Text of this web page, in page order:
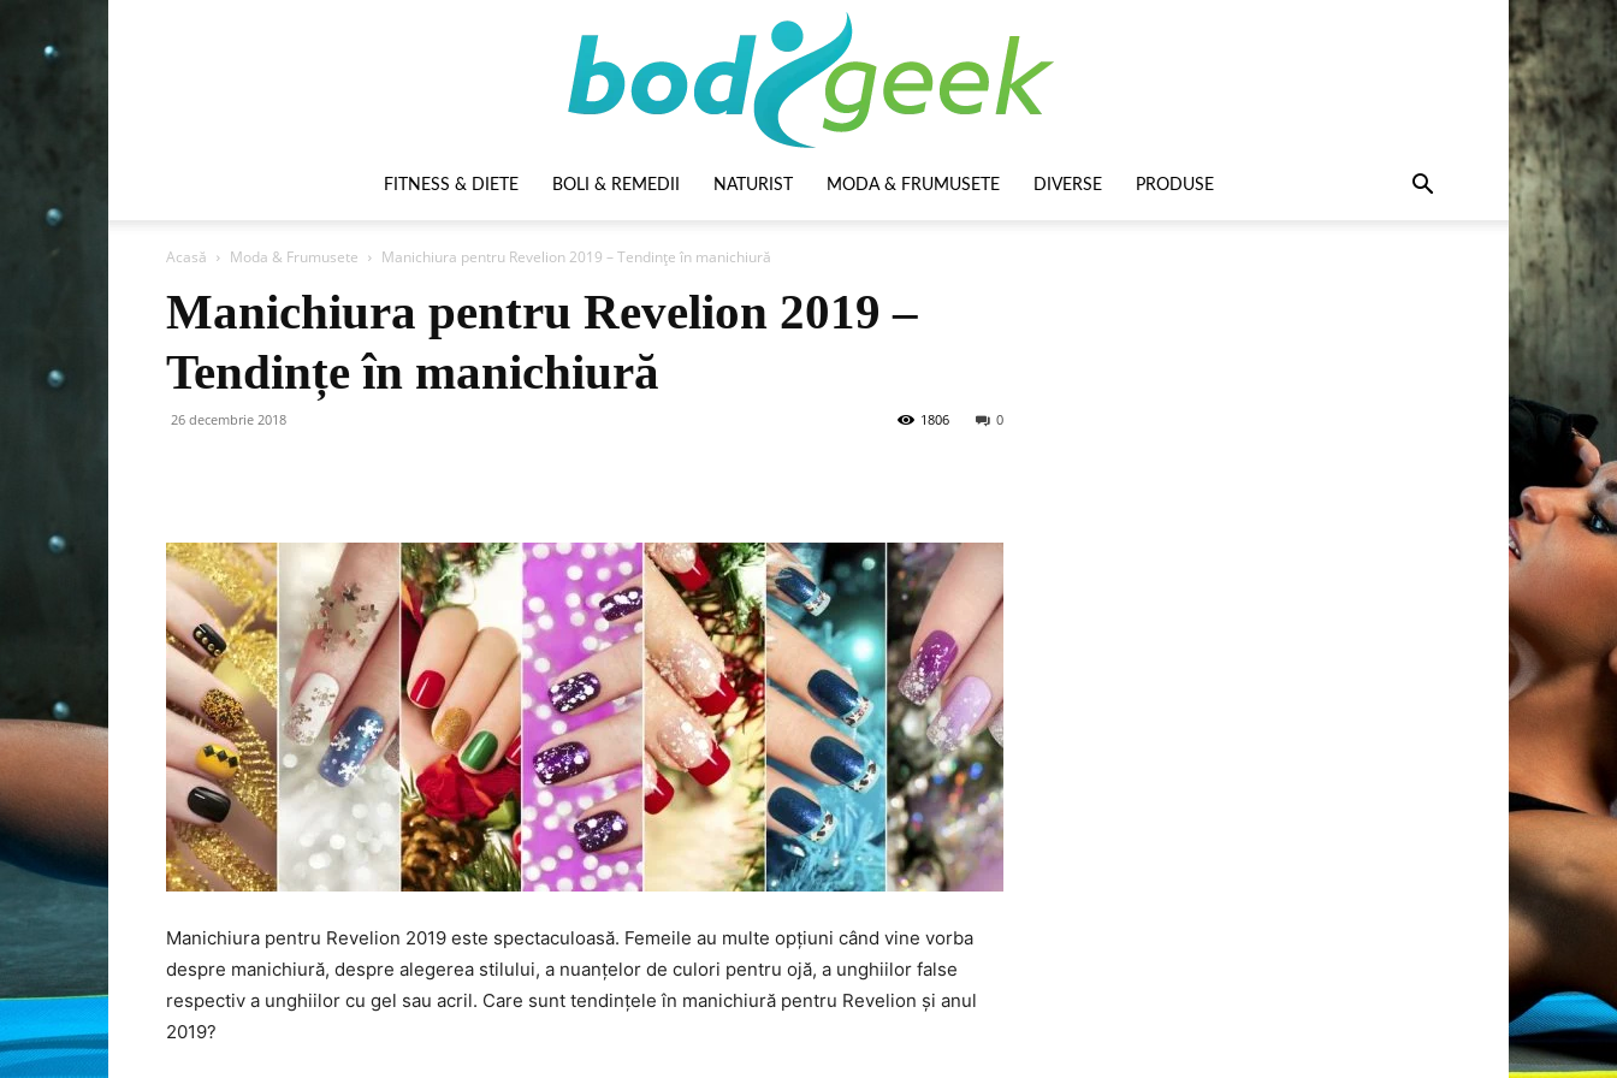
FITNESS & DIETE BOLI & REMEDII NATURIST MODA & FRUMUSETE DIVERSE PRODUSE
Acasă Moda & Frumusete Manichiura pentru Revelion 2019 – Tendințe în manichiură
Manichiura pentru Revelion 2019 –
Tendințe în manichiură
26 decembrie 2018 0
1806
Manichiura pentru Revelion 2019 este spectaculoasă. Femeile au multe opțiuni când vine vorba
despre manichiură, despre alegerea stilului, a nuanțelor de culori pentru ojă, a unghiilor false
respectiv a unghiilor cu gel sau acril. Care sunt tendințele în manichiură pentru Revelion și anul
2019?